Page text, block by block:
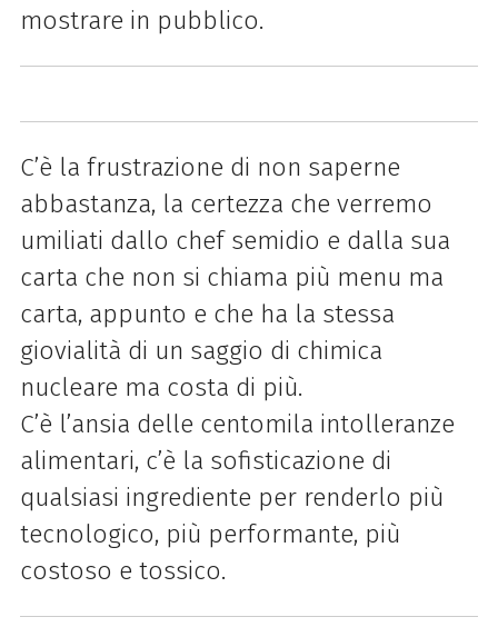
mostrare in pubblico.
C’è la frustrazione di non saperne
abbastanza, la certezza che verremo
umiliati dallo chef semidio e dalla sua
carta che non si chiama più menu ma
carta, appunto e che ha la stessa
giovialità di un saggio di chimica
nucleare ma costa di più.
C’è l’ansia delle centomila intolleranze
alimentari, c’è la sofisticazione di
qualsiasi ingrediente per renderlo più
tecnologico, più performante, più
costoso e tossico.